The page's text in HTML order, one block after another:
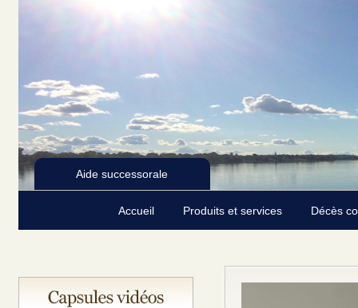
Aide successorale
Accueil Produits et services Décès